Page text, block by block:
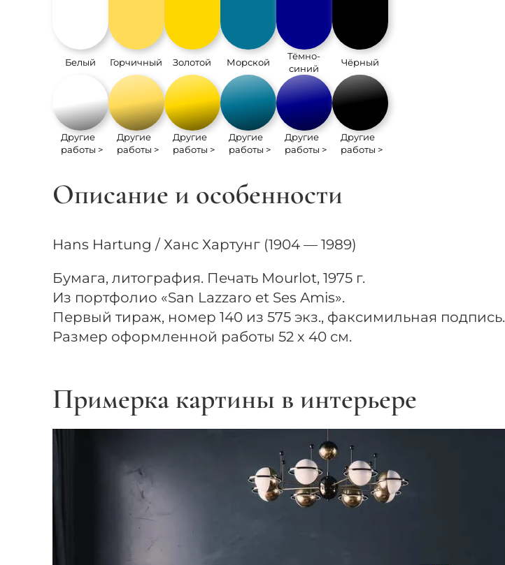
Белый
Другие
работы >
Горчичный
Другие
работы >
Золотой
Другие
работы >
Морской
Другие
работы >
Тёмно-
синий
Другие
работы >
Чёрный
Другие
работы >
Описание и особенности
Hans Hartung / Ханс Хартунг (1904 — 1989)
Бумага, литография. Печать Mourlot, 1975 г.
Из портфолио «San Lazzaro et Ses Amis».
Первый тираж, номер 140 из 575 экз., факсимильная подпись.
Размер оформленной работы 52 х 40 см.
Примерка картины в интерьере